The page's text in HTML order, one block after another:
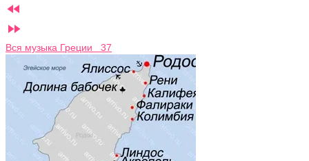


Вся музыка Греции 37